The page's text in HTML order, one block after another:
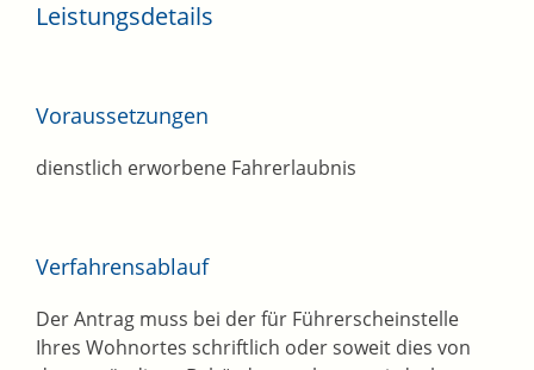
Leistungsdetails
Voraussetzungen
dienstlich erworbene Fahrerlaubnis
Verfahrensablauf
Der Antrag muss bei der für Führerscheinstelle
Ihres Wohnortes schriftlich oder soweit dies von